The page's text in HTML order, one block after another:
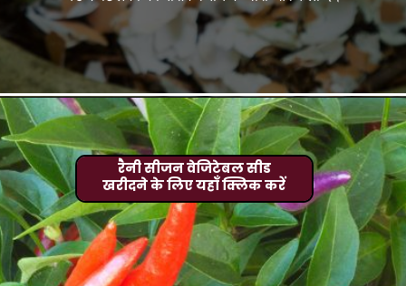
रैनी सीजन वेजिटेबल सीड
खरीदने के लिए यहाँ क्लिक करें